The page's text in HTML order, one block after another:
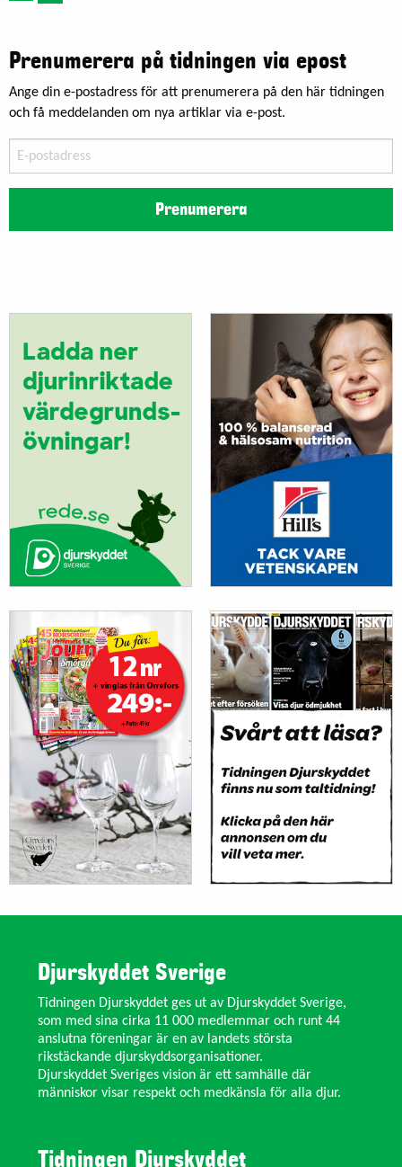
Prenumerera på tidningen via epost
Ange din e-postadress för att prenumerera på den här tidningen
och få meddelanden om nya artiklar via e-post.
postadress
Prenumerera
Djurskyddet Sverige
Tidningen Djurskyddet ges ut av Djurskyddet Sverige,
som med sina cirka 11 000 medlemmar och runt 44
anslutna föreningar är en av landets största
rikstäckande djurskyddsorganisationer.
Djurskyddet Sveriges vision är ett samhälle där
människor visar respekt och medkänsla för alla djur.
Tidningen Djurskyddet